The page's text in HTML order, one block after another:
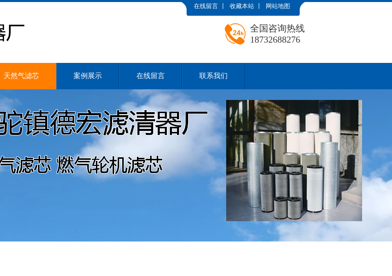
在线留言 收藏本站 网站地图
全国咨询热线
18732688276
天然气滤芯 案例展示 在线留言 联系我们